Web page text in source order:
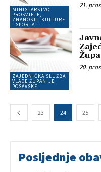
MINISTARSTVO
PROSVJETE,
ZNANOSTI, KULTURE
I SPORTA
21.
ZAJEDNIČKA SLUŽBA
VLADE ŽUPANIJE
POSAVSKE
20.
23 24 25
Posljednje